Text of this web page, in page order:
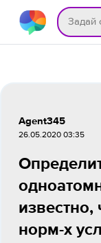
Agent345
26.05.2020 03:35
известно,
норм-х